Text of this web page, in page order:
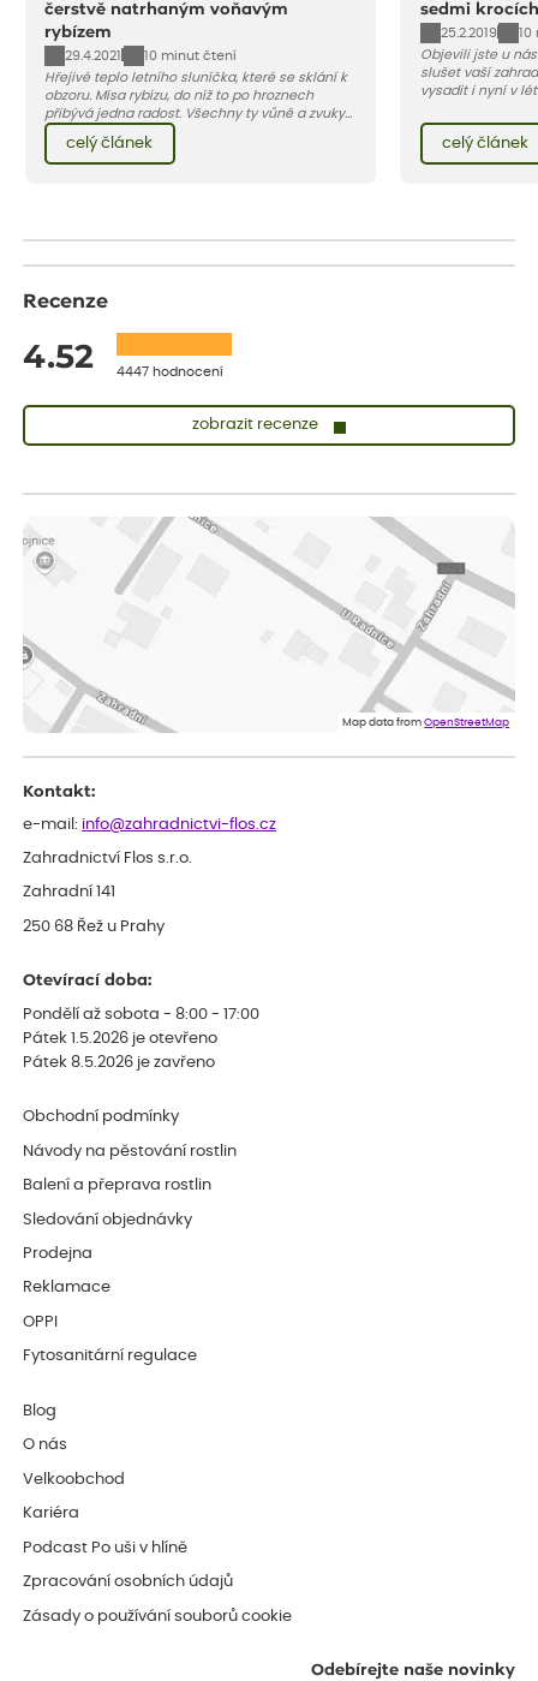
čerstvě natrhaným voňavým
rybízem
29.4.2021
10 minut čtení
Hřejivé teplo letního sluníčka, které se sklání k
obzoru. Mísa rybízu, do níž to po hroznech
přibývá jedna radost. Všechny ty vůně a zvuky
červencové zahrady. Sklizeň rybízu do kuchyně
vnese neuvěřitelný klid a radost. A taky trochu
bezstarostnosti dětství při mlsání babiččina
celý článek
sedmi krocích
25.2.2019
10
Objevili jste u
slušet vaší
vysadit i nyní v
celý rok – nyní
vody než na jaře
celý článek
Recenze
4.52 4447 hodnocení
zobrazit recenze
vše v naprostém pořádku
ověřený nákup před 1 dnem
Jana
Flos je nejlepší &#129321;
Map data fromOpenStreetMap
Kontakt:
e-mail: info@zahradnictvi-flos.cz
Zahradnictví Flos s.r.o.
Zahradní 141
250 68 Řež u Prahy
Otevírací doba:
Pondělí až sobota - 8:00 - 17:00
Pátek 1.5.2026 je otevřeno
Pátek 8.5.2026 je zavřeno
Obchodní podmínky
Návody na pěstování rostlin
Balení a přeprava rostlin
Sledování objednávky
Prodejna
Reklamace
OPPI
Fytosanitární regulace
Blog
O nás
Velkoobchod
Kariéra
Podcast Po uši v hlíně
Zpracování osobních údajů
Zásady o používání souborů cookie
Odebírejte naše novinky